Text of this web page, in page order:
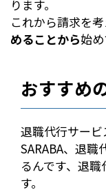
ります。
これから請求を考
めることから始
おすすめ
退職代行サー
SARABA、退
るんです、退
す。